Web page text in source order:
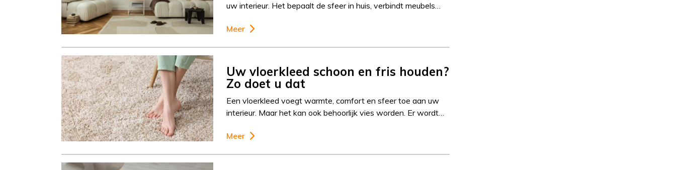
uw interieur. Het bepaalt de sfeer in huis, verbindt meubels…
Meer
Uw vloerkleed schoon en fris houden?
Zo doet u dat
Een vloerkleed voegt warmte, comfort en sfeer toe aan uw
interieur. Maar het kan ook behoorlijk vies worden. Er wordt…
Meer